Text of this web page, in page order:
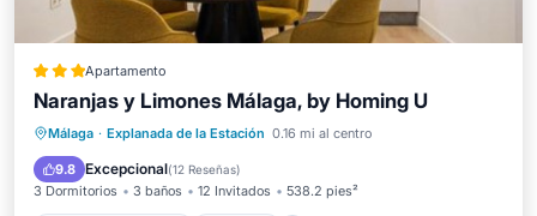
Apartamento
Naranjas y Limones Málaga, by Homing U
Málaga · Explanada de la Estación 0.16 mi al centro
9.8 Excepcional(12 Reseñas)
3 Dormitorios 3 baños 12 Invitados 538.2 pies²
Aire acondicionado
Internet
Apto para niños